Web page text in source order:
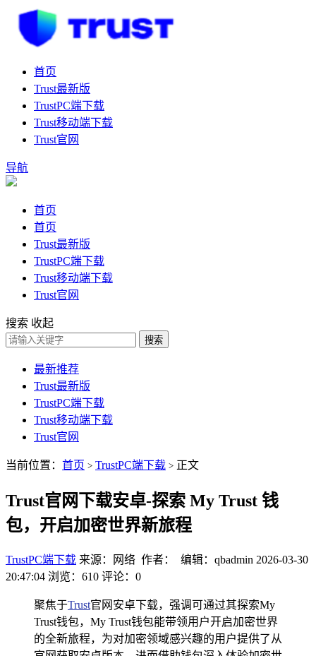
首页
Trust最新版
TrustPC端下载
Trust移动端下载
Trust官网
导航
首页
首页
Trust最新版
TrustPC端下载
Trust移动端下载
Trust官网
搜索 收起
搜索
最新推荐
Trust最新版
TrustPC端下载
Trust移动端下载
Trust官网
当前位置： 首页 > TrustPC端下载 > 正文
Trust官网下载安卓-探索 My Trust 钱
包，开启加密世界新旅程
TrustPC端下载 来源：网络 作者： 编辑：qbadmin 2026-03-30
20:47:04 浏览：610 评论：0
聚焦于Trust官网安卓下载，强调可通过其探索My
Trust钱包，My Trust钱包能带领用户开启加密世界
的全新旅程，为对加密领域感兴趣的用户提供了从